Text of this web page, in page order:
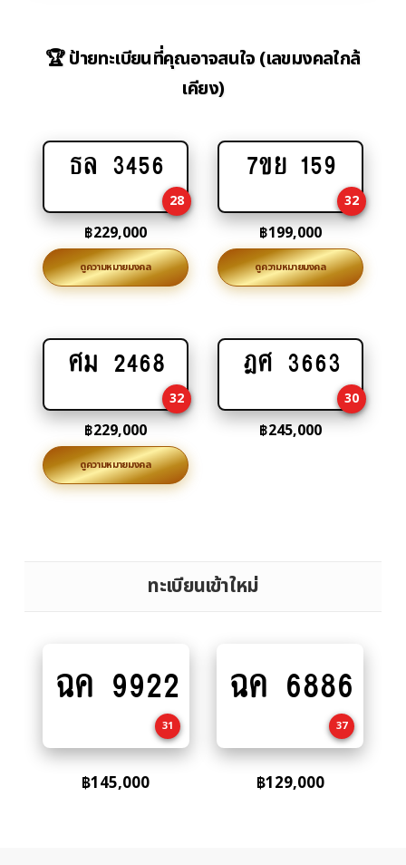
🏆 ป้ายทะเบียนที่คุณอาจสนใจ (เลขมงคลใกล้
เคียง)
Add
cart
ธล 3456
28
฿229,000
ดูความหมายมงคล
Add
cart
7ขย 159
32
฿199,000
ดูความหมายมงคล
Add
cart
ศม 2468
32
฿229,000
ดูความหมายมงคล
Add
cart
ฎศ 3663
30
฿245,000
ทะเบียนเข้าใหม่
to
ฉค 9922
31
฿145,000
to
ฉค 6886
37
฿129,000